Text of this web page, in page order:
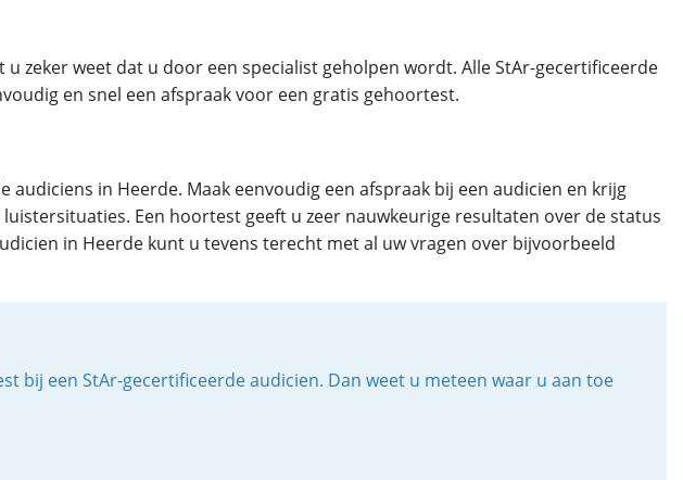
zeker weet dat u door een specialist geholpen wordt. Alle StAr-gecertificeerde
en snel een afspraak voor een gratis gehoortest.
in Heerde. Maak eenvoudig een afspraak bij een audicien en krijg
Een hoortest geeft u zeer nauwkeurige resultaten over de status
in Heerde kunt u tevens terecht met al uw vragen over bijvoorbeeld
bij een StAr-gecertificeerde audicien. Dan weet u meteen waar u aan toe